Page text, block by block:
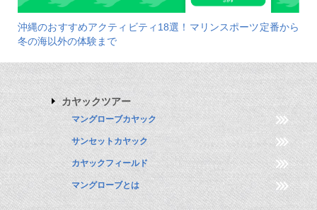
沖縄のおすすめアクティビティ18選！マリンスポーツ定番から
冬の海以外の体験まで
カヤックツアー
マングローブカヤック
サンセットカヤック
カヤックフィールド
マングローブとは